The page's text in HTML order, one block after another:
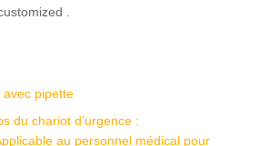
.
avec pipette
du chariot d’urgence :
au personnel médical pour